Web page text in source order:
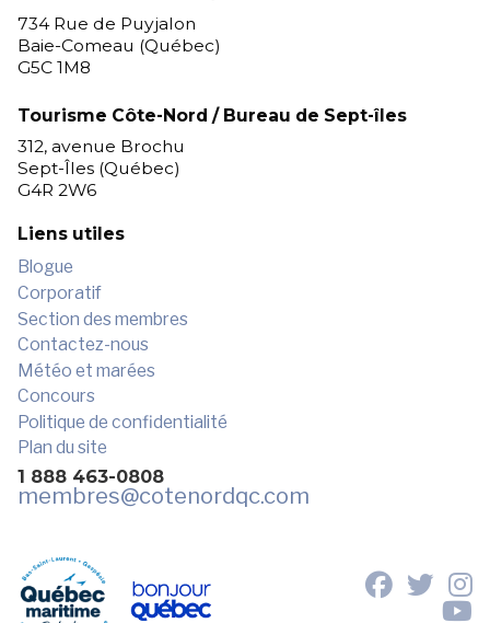
734 Rue de Puyjalon
Baie-Comeau (Québec)
G5C 1M8
Tourisme Côte-Nord / Bureau de Sept-îles
312, avenue Brochu
Sept-Îles (Québec)
G4R 2W6
Liens utiles
Blogue
Corporatif
Section des membres
Contactez-nous
Météo et marées
Concours
Politique de confidentialité
Plan du site
1 888 463-0808
membres@cotenordqc.com